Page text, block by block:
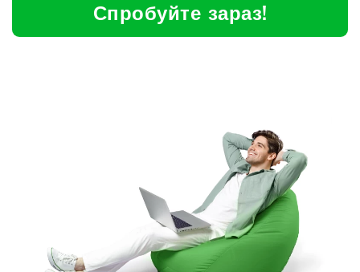
Спробуйте зараз!